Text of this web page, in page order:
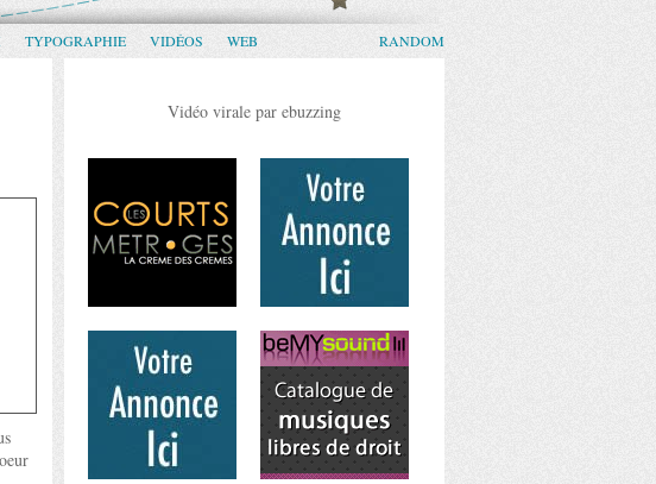
TYPOGRAPHIE VIDÉOS WEB RANDOM
Vidéo virale par ebuzzing